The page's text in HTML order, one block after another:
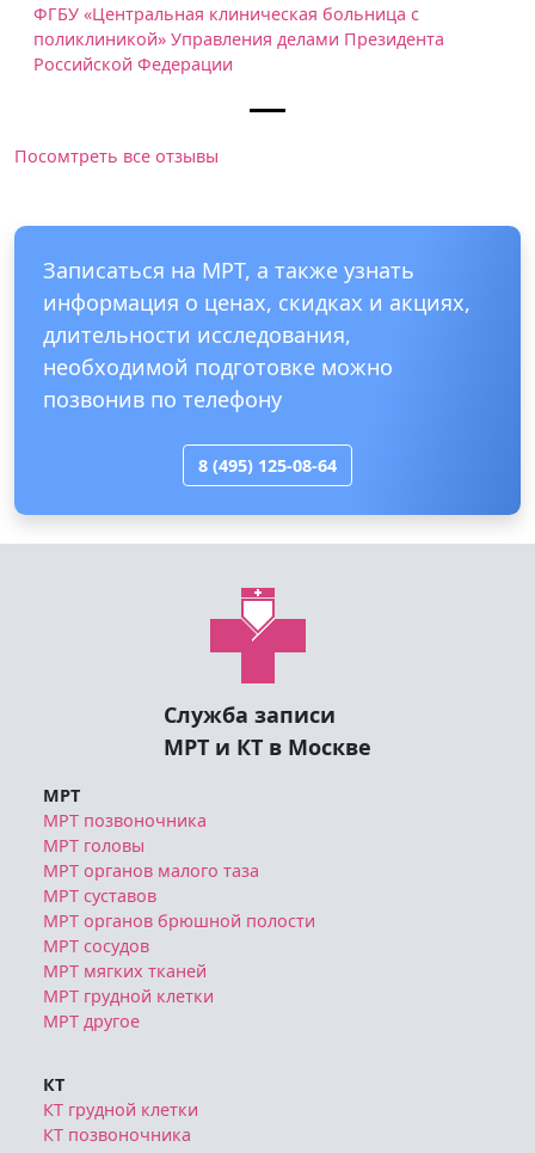
ФГБУ «Центральная клиническая больница с
поликлиникой» Управления делами Президента
Российской Федерации
Посомтреть все отзывы
Записаться на МРТ, а также узнать
информация о ценах, скидках и акциях,
длительности исследования,
необходимой подготовке можно
позвонив по телефону
8 (495) 125-08-64
Служба записи
МРТ и КТ в Москве
МРТ
МРТ позвоночника
МРТ головы
МРТ органов малого таза
МРТ суставов
МРТ органов брюшной полости
МРТ сосудов
МРТ мягких тканей
МРТ грудной клетки
МРТ другое
КТ
КТ грудной клетки
КТ позвоночника